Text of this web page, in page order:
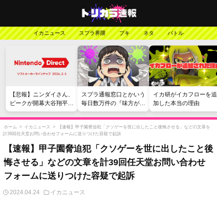
イカニュース スプラ界隈 ブキ ネタ バトル
【悲報】ニンダイさん、
ピークが開幕大谷翔平の
がっかりダイレクトだっ
たと言われてしまう
スプラ通報窓口とかいう
毎日数万件の『味方が弱
い』愚痴を読まされる苦
行
イカ研がイカフローを追
加した本当の理由
ホーム > イカニュース >
【速報】甲子園脅迫犯「クソゲーを世に出したこと後悔させる」などの文章を
計39回任天堂お問い合わせフォームに送りつけた容疑で起訴
【速報】甲子園脅迫犯「クソゲーを世に出したこと後
悔させる」などの文章を計39回任天堂お問い合わせ
フォームに送りつけた容疑で起訴
2024.04.24 イカニュース